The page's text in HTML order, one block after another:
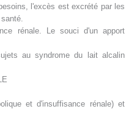
l'excès est excrété par les
rénale. Le souci d'un apport
au syndrome du lait alcalin
et d'insuffisance rénale) et